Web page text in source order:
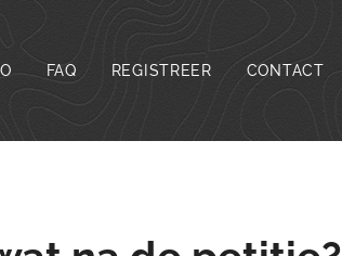
FAQ REGISTREER CONTACT